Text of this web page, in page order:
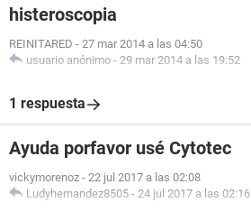
histeroscopia
REINITARED - 27 mar 2014 a las 04:50
usuario anónimo - 29 mar 2014 a las 19:52
1 respuesta
Ayuda porfavor usé Cytotec
vickymorenoz - 22 jul 2017 a las 02:08
Ludyhernandez8505 - 24 jul 2017 a las 02:16